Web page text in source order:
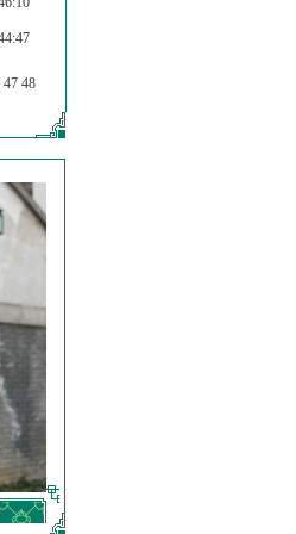
47 48